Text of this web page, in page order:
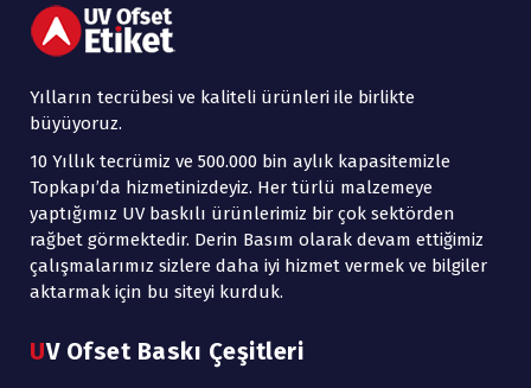
Yılların tecrübesi ve kaliteli ürünleri ile birlikte
büyüyoruz.
10 Yıllık tecrümiz ve 500.000 bin aylık kapasitemizle
Topkapı’da hizmetinizdeyiz. Her türlü malzemeye
yaptığımız UV baskılı ürünlerimiz bir çok sektörden
rağbet görmektedir. Derin Basım olarak devam ettiğimiz
çalışmalarımız sizlere daha iyi hizmet vermek ve bilgiler
aktarmak için bu siteyi kurduk.
UV Ofset Baskı Çeşitleri